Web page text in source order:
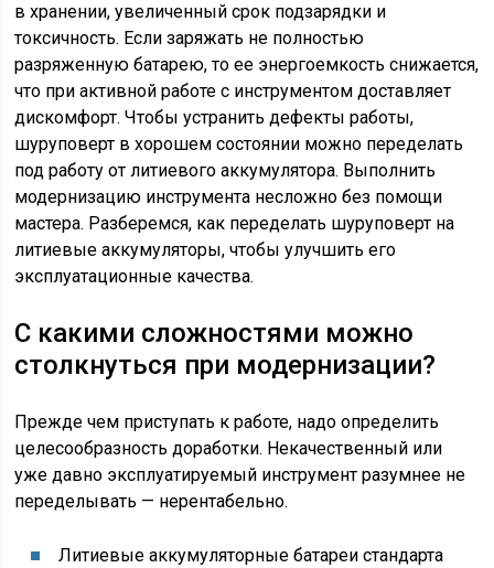
в хранении, увеличенный срок подзарядки и
токсичность. Если заряжать не полностью
разряженную батарею, то ее энергоемкость снижается,
что при активной работе с инструментом доставляет
дискомфорт. Чтобы устранить дефекты работы,
шуруповерт в хорошем состоянии можно переделать
под работу от литиевого аккумулятора. Выполнить
модернизацию инструмента несложно без помощи
мастера. Разберемся, как переделать шуруповерт на
литиевые аккумуляторы, чтобы улучшить его
эксплуатационные качества.
С какими сложностями можно
столкнуться при модернизации?
Прежде чем приступать к работе, надо определить
целесообразность доработки. Некачественный или
уже давно эксплуатируемый инструмент разумнее не
переделывать — нерентабельно.
Литиевые аккумуляторные батареи стандарта